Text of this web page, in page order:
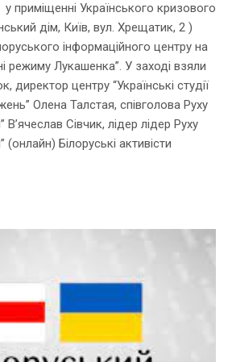
приміщенні Українського кризового
дім, Київ, вул. Хрещатик, 2 )
інформаційного центру на
режиму Лукашенка”. У заході взяли
директор центру “Українські студії
Олена Талстая, співголова Руху
В’ячеслав Сівчик, лідер лідер Руху
(онлайн) Білоруські активісти